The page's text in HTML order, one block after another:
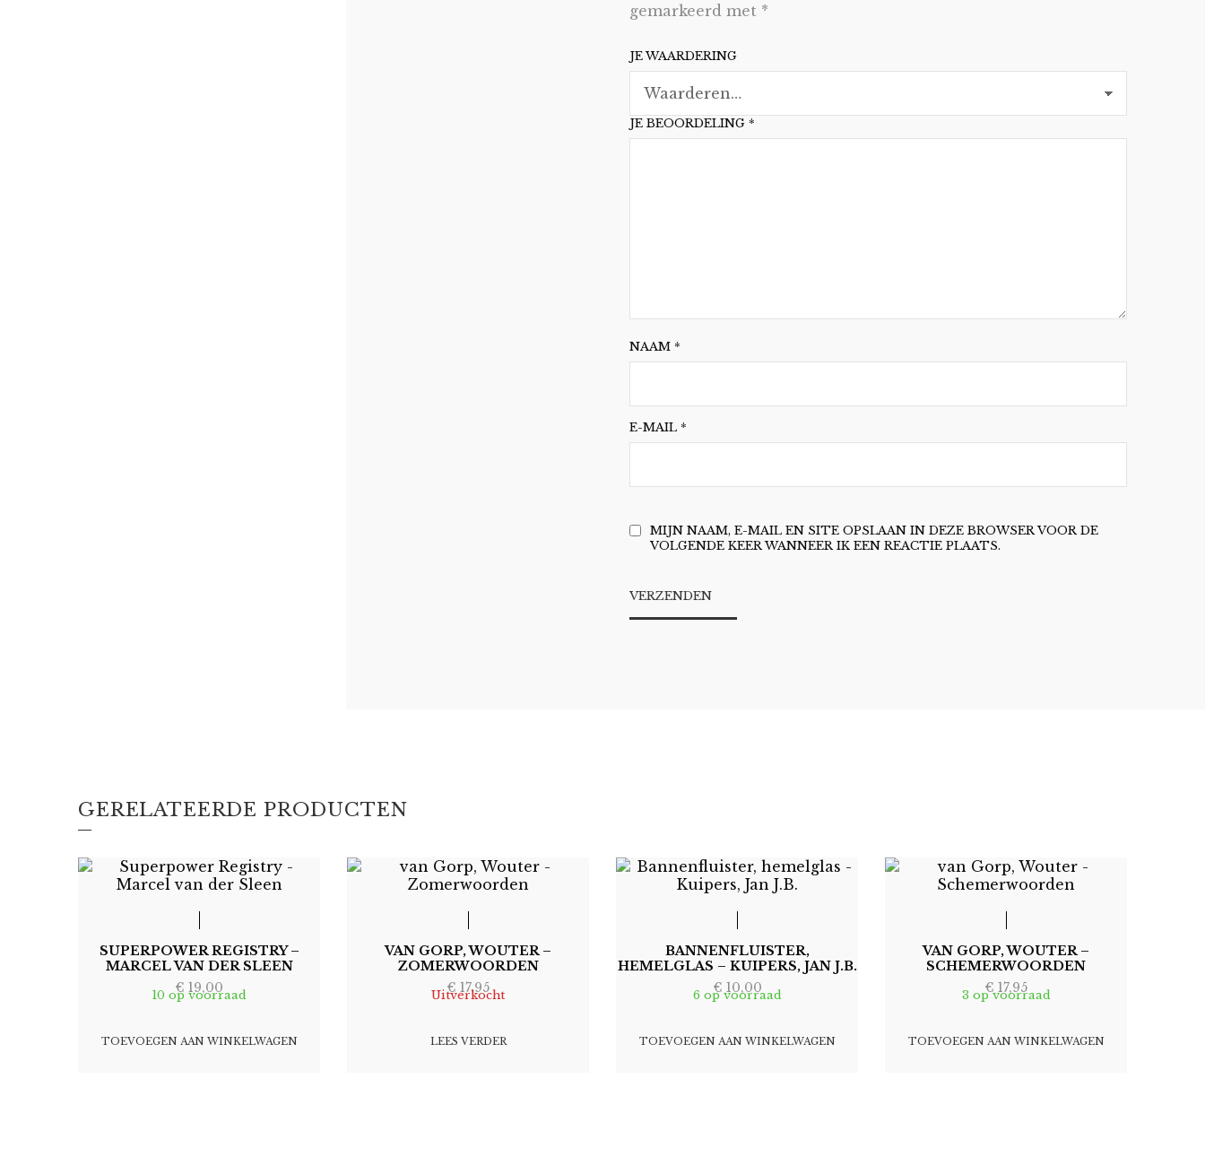
gemarkeerd met *
JE WAARDERING
JE BEOORDELING *
NAAM *
E-MAIL *
MIJN NAAM, E-MAIL EN SITE OPSLAAN IN DEZE BROWSER VOOR DE
VOLGENDE KEER WANNEER IK EEN REACTIE PLAATS.
GERELATEERDE PRODUCTEN
SUPERPOWER REGISTRY –
MARCEL VAN DER SLEEN
€ 19,00
10 op voorraad
TOEVOEGEN AAN WINKELWAGEN
VAN GORP, WOUTER –
ZOMERWOORDEN
€ 17,95
Uitverkocht
LEES VERDER
BANNENFLUISTER,
HEMELGLAS – KUIPERS, JAN J.B.
€ 10,00
6 op voorraad
TOEVOEGEN AAN WINKELWAGEN
VAN GORP, WOUTER –
SCHEMERWOORDEN
€ 17,95
3 op voorraad
TOEVOEGEN AAN WINKELWAGEN